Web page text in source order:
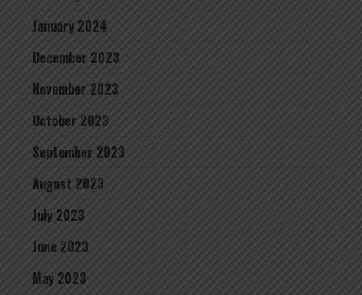
January 2024
December 2023
November 2023
October 2023
September 2023
August 2023
July 2023
June 2023
May 2023